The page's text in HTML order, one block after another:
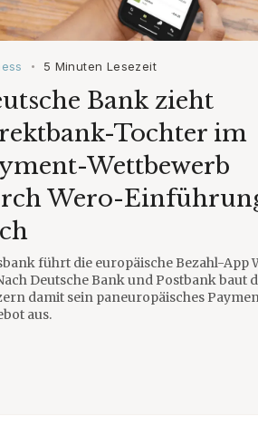
• 5 Minuten Lesezeit
Bank zieht
Tochter im
Wettbewerb
Wero-
führt die europäische Bezahl-App
Deutsche Bank und Postbank baut
damit sein paneuropäisches
aus.